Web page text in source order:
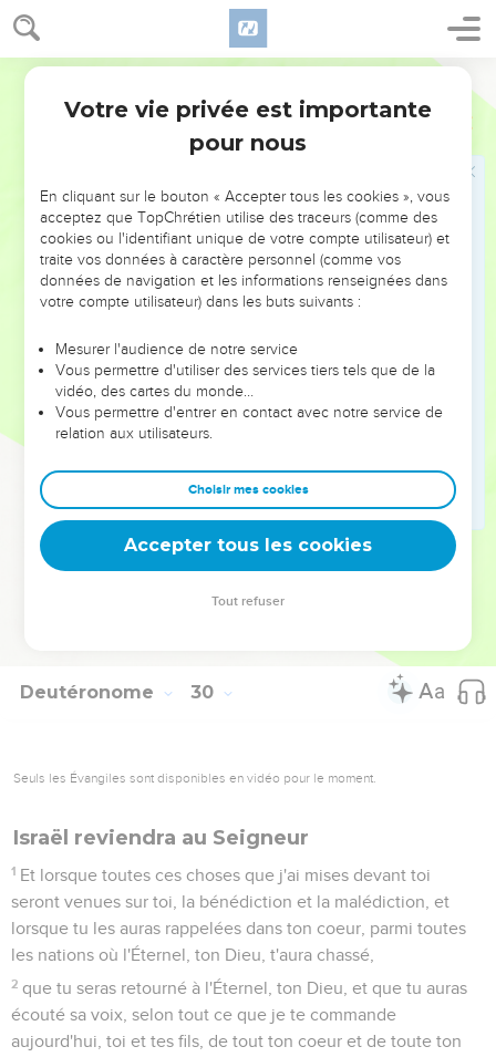
Deutéronome 29
embrasement ; (qu'il n'est pas semé, et qu'il ne fait rien
germer, et qu'aucune herbe n'y pousse), comme la
subversion de Sodome et de Gomorrhe, d'Adma et de
Tseboïm, que l'Éternel détruisit dans sa colère et dans sa
fureur, -toutes les nations diront :
Pourquoi l'Éternel a-t-il fait ainsi à ce pays ? d'où vient
l'ardeur de cette grande colère ?
Et on dira : C'est parce qu'ils ont abandonné l'alliance de
l'Éternel, le Dieu de leurs pères, qu'il avait faite avec eux
quand il les fit sortir du pays d'Égypte ;
et ils sont allés, et ont servi d'autres dieux, et se sont
et qu'il ne leur avait pas donnés en partage.
Et la colère de l'Éternel s'est embrasée contre ce pays,
pour faire venir sur lui toute la malédiction écrite dans ce
livre.
Et l'Éternel les a arrachés de dessus leur terre dans sa
colère, et dans sa fureur, et dans sa grande indignation, et
les a chassés dans un autre pays, comme il paraît
aujourd'hui.
Les choses cachées sont à l'Éternel, notre Dieu ; et les
Deutéronome 30
Seuls les Évangiles sont disponibles en vidéo pour le moment.
Israël reviendra au Seigneur
1 Et lorsque toutes ces choses que j'ai mises devant toi
seront venues sur toi, la bénédiction et la malédiction, et
lorsque tu les auras rappelées dans ton coeur, parmi toutes
les nations où l'Éternel, ton Dieu, t'aura chassé,
2 que tu seras retourné à l'Éternel, ton Dieu, et que tu auras
écouté sa voix, selon tout ce que je te commande
aujourd'hui, toi et tes fils, de tout ton coeur et de toute ton
Votre vie privée est importante
pour nous
En cliquant sur le bouton « Accepter tous les cookies », vous
acceptez que TopChrétien utilise des traceurs (comme des
cookies ou l'identifiant unique de votre compte utilisateur) et
traite vos données à caractère personnel (comme vos
données de navigation et les informations renseignées dans
votre compte utilisateur) dans les buts suivants :
Mesurer l'audience de notre service
Vous permettre d'utiliser des services tiers tels que de la
vidéo, des cartes du monde…
Vous permettre d'entrer en contact avec notre service de
relation aux utilisateurs.
Choisir mes cookies
Accepter tous les cookies
Tout refuser